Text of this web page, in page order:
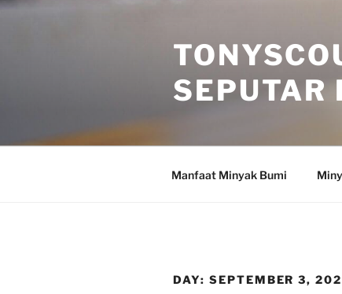
Skip
SEPUTAR
Manfaat Minyak Bumi
DAY: SEPTEMBER 3,